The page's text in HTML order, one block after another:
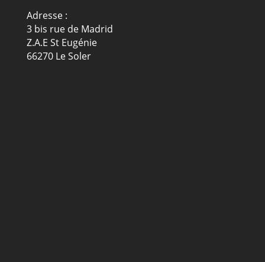
Adresse :
3 bis rue de Madrid
Z.A.E St Eugénie
66270 Le Soler